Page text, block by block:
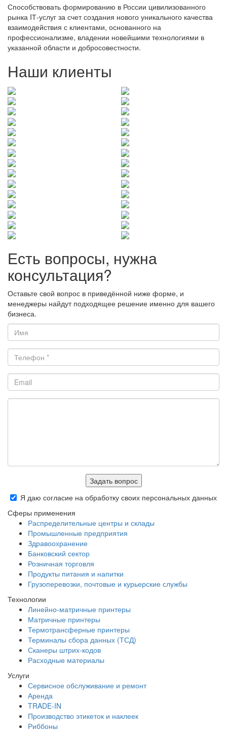
Способствовать формированию в России цивилизованного
рынка IТ-услуг за счет создания нового уникального качества
взаимодействия с клиентами, основанного на
профессионализме, владении новейшими технологиями в
указанной области и добросовестности.
Наши клиенты
Есть вопросы, нужна
консультация?
Оставьте свой вопрос в приведённой ниже форме, и
менеджеры найдут подходящее решение именно для вашего
бизнеса.
Задать вопрос
Я даю согласие на обработку своих персональных данных
Сферы применения
Распределительные центры и склады
Промышленные предприятия
Здравоохранение
Банковский сектор
Розничная торговля
Продукты питания и напитки
Грузоперевозки, почтовые и курьерские службы
Технологии
Линейно-матричные принтеры
Матричные принтеры
Термотрансферные принтеры
Терминалы сбора данных (ТСД)
Сканеры штрих-кодов
Расходные материалы
Услуги
Сервисное обслуживание и ремонт
Аренда
TRADE-IN
Производство этикеток и наклеек
Риббоны